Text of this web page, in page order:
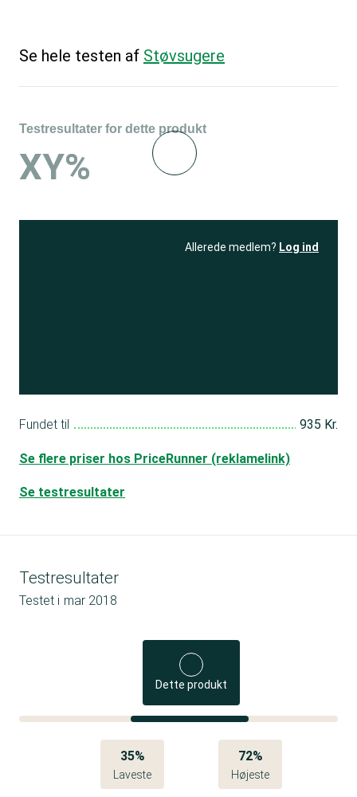
Se hele testen af Støvsugere
Testresultater for dette produkt
XY%
Allerede medlem? Log ind
Fundet til 935 Kr.
Se flere priser hos PriceRunner (reklamelink)
Se testresultater
Testresultater
Testet i mar 2018
Dette produkt
35%
Laveste
72%
Højeste